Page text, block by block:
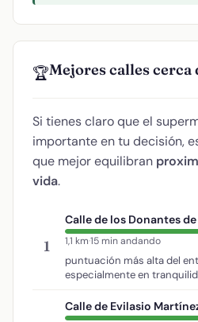
🏆Mejores calles cerca
Si tienes claro que el
importante en tu decisión,
que mejor equilibran
vida.
1
Calle de los Donantes
1,1 km·15 min andando
puntuación más alta del
especialmente en
Calle de Evilasio